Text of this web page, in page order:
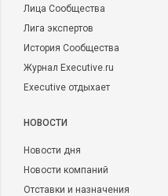
Лица Сообщества
Лига экспертов
История Сообщества
Журнал Executive.ru
Executive отдыхает
НОВОСТИ
Новости дня
Новости компаний
Отставки и назначения